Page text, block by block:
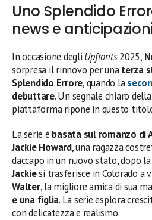
Uno Splendido
news e anticipazioni
In occasione degli Upfronts2025,
sorpresa il rinnovo per unaterza
Splendido Errore, quando la
debuttare. Un segnale chiaro
piattaforma ripone in questo
La serie è basata sul romanzo di
Jackie Howard, una ragazza
daccapo in un nuovo stato, dopo
Jackiesi trasferisce in Colorado a
Walter, la migliore amica di sua
e una figlia. La serie esplora
con delicatezza e realismo.